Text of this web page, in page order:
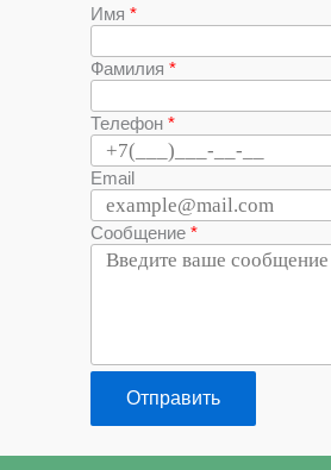
Имя
Фамилия
Телефон
Email
Сообщение
Отправить